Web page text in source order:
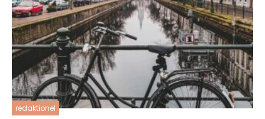
redaktionel